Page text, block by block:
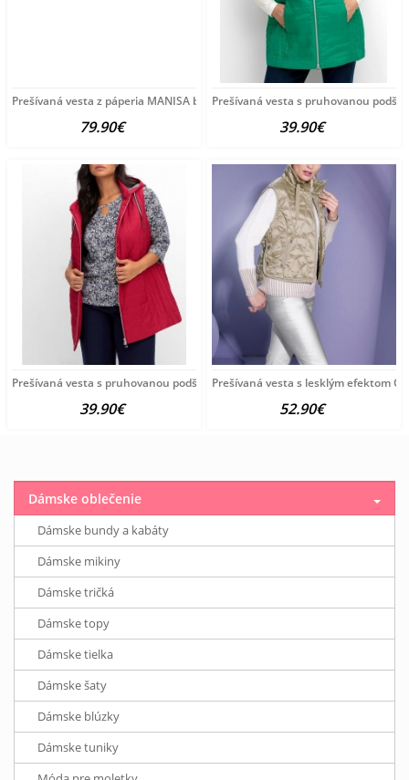
Prešívaná vesta z páperia MANISA by Création L, dymovo modrá
79.90€
Prešívaná vesta s pruhovanou
39.90€
Prešívaná vesta s pruhovanou podšívkou Sheego, červená
39.90€
Prešívaná vesta s lesklým efektom
52.90€
Dámske oblečenie
Dámske bundy a kabáty
Dámske mikiny
Dámske tričká
Dámske topy
Dámske tielka
Dámske šaty
Dámske blúzky
Dámske tuniky